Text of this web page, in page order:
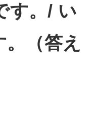
す。/ い
（答え